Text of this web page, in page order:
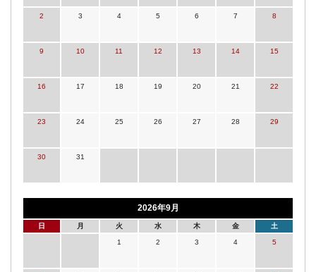
2 3 4 5 6 7 8
9 10 11 12 13 14 15
16 17 18 19 20 21 22
23 24 25 26 27 28 29
30 31
2026年9月
日 月 火 水 木 金 土
1 2 3 4 5